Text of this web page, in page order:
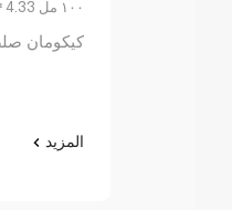
4.33 ١٠٠ مل
كيكومان صلصة
المزيد